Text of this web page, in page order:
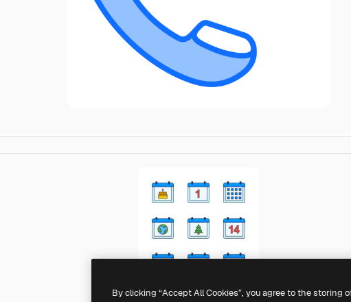
Generic color lineal-color
By clicking “Accept All Cookies”, you agree to the storing